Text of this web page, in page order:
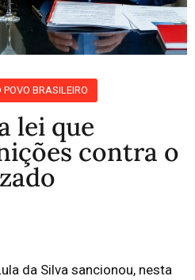
POVO BRASILEIRO
lei que
contra o
da Silva sancionou, nesta